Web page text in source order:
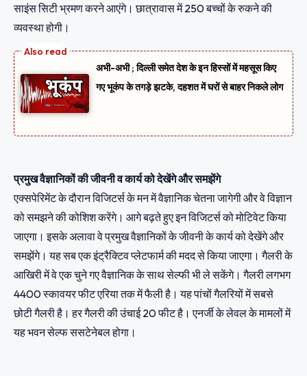
साइंस सिटी भ्रमण करने आएंगे। छात्रावास में 250 बच्चों के रुकने की
व्यवस्था होगी।
अभी-अभी ; दिल्ली समेत देश के इन हिस्सों में महसूस किए
गए भूकंप के तगड़े झटके, दहशत में घरों से बाहर निकले लोग
प्रमुख वैज्ञानिकों की जीवनी व कार्य को देखेंगे और समझेंगे
एक्सपेरिमेंट के दौरान विजिटर्स के मन में वैज्ञानिक चेतना जागेगी और वे विज्ञान
को समझने की कोशिश करेंगे। आगे बढ़ते हुए इन विजिटर्स को मोटिवेट किया
जाएगा। इसके अलावा वे प्रमुख वैज्ञानिकों के जीवनी के कार्य को देखेंगे और
समझेंगे। यह सब एक इंट्रैक्टिव प्लेटफार्म की मदद से किया जाएगा। गैलरी के
आखिरी में वे एक चुने गए वैज्ञानिक के साथ सेल्फी भी ले सकेंगे। गैलरी लगभग
4400 स्कावयर फीट एरिया तक में फैली है। यह पांचों गैलरियों में सबसे
छोटी गैलरी है। हर गैलरी की उंचाई 20 फीट है। एनर्जी के लेवल के मामलों में
यह भवन सेल्फ ससटेनेबल होगा।